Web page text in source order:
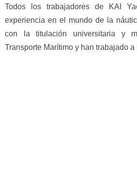
Todos los trabajadores de KAI
experiencia en el mundo de la
con la titulación universitaria y
Transporte Marítimo y han trabajado